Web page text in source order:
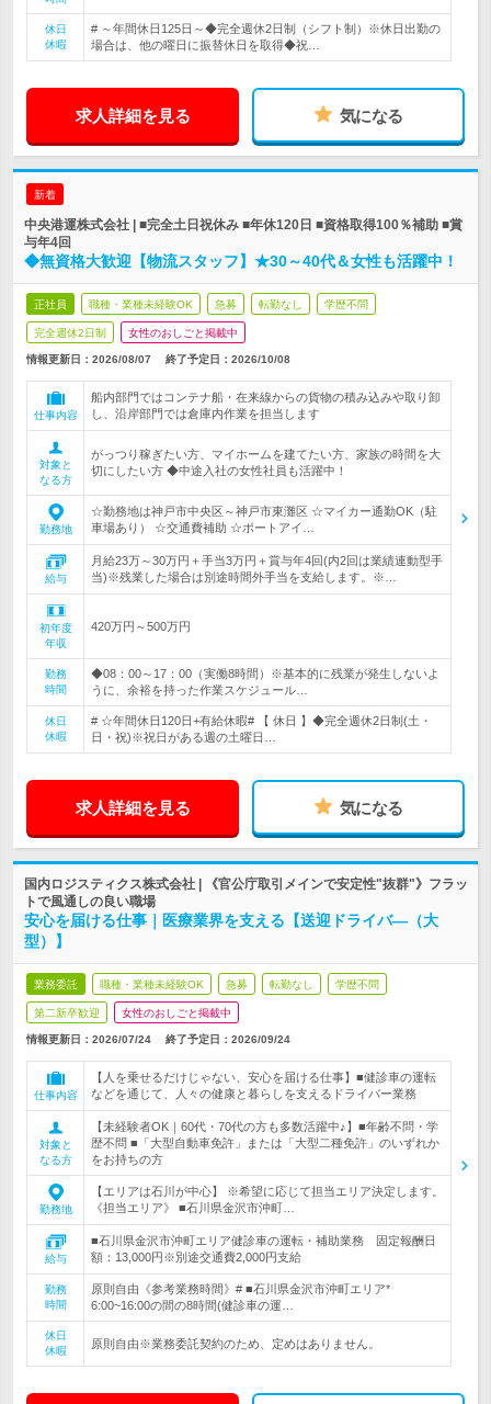
休日
休暇
# ～年間休日125日～◆完全週休2日制（シフト制）※休日出勤の
場合は、他の曜日に振替休日を取得◆祝…
求人詳細を見る 気になる
新着
中央港運株式会社 | ■完全土日祝休み ■年休120日 ■資格取得100％補助 ■賞
与年4回
◆無資格大歓迎【物流スタッフ】★30～40代＆女性も活躍中！
正社員 職種・業種未経験OK 急募 転勤なし 学歴不問
完全週休2日制 女性のおしごと掲載中
情報更新日：2026/08/07 終了予定日： 2026/10/08
仕事内容
船内部門ではコンテナ船・在来線からの貨物の積み込みや取り卸
し、沿岸部門では倉庫内作業を担当します
対象と
なる方
がっつり稼ぎたい方、マイホームを建てたい方、家族の時間を大
切にしたい方 ◆中途入社の女性社員も活躍中！
勤務地
☆勤務地は神戸市中央区～神戸市東灘区 ☆マイカー通勤OK（駐
車場あり） ☆交通費補助 ☆ポートアイ…
給与
月給23万～30万円＋手当3万円＋賞与年4回(内2回は業績連動型手
当)※残業した場合は別途時間外手当を支給します。※…
初年度
年収
420万円～500万円
勤務
時間
◆08：00～17：00（実働8時間）※基本的に残業が発生しないよ
うに、余裕を持った作業スケジュール…
休日
休暇
# ☆年間休日120日+有給休暇# 【 休日 】◆完全週休2日制(土・
日・祝)※祝日がある週の土曜日…
求人詳細を見る 気になる
国内ロジスティクス株式会社 | 《官公庁取引メインで安定性"抜群"》フラッ
トで風通しの良い職場
安心を届ける仕事｜医療業界を支える【送迎ドライバ―（大
型）】
業務委託 職種・業種未経験OK 急募 転勤なし 学歴不問
第二新卒歓迎 女性のおしごと掲載中
情報更新日：2026/07/24 終了予定日： 2026/09/24
仕事内容
【人を乗せるだけじゃない、安心を届ける仕事】■健診車の運転
などを通じて、人々の健康と暮らしを支えるドライバー業務
対象と
なる方
【未経験者OK｜60代・70代の方も多数活躍中♪】■年齢不問・学
歴不問 ■「大型自動車免許」または「大型二種免許」のいずれか
をお持ちの方
勤務地
【エリアは石川が中心】 ※希望に応じて担当エリア決定します。
《担当エリア》 ■石川県金沢市沖町…
給与
■石川県金沢市沖町エリア健診車の運転・補助業務 固定報酬日
額：13,000円※別途交通費2,000円支給
勤務
時間
原則自由《参考業務時間》# ■石川県金沢市沖町エリア*
6:00~16:00の間の8時間(健診車の運…
休日
休暇
原則自由※業務委託契約のため、定めはありません。